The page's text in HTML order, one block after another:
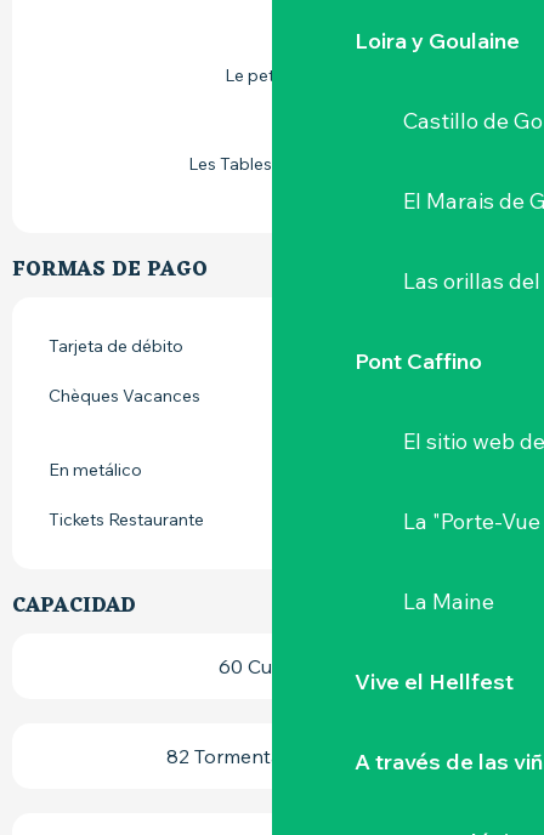
Loira y Goulaine
Castillo de
El Marais de
Las orillas
Pont Caffino
El sitio web
La "Porte-Vue
La Maine
Vive el Hellfest
A través de las
Le petit futé
Les Tables de Nantes
FORMAS DE PAGO
Tarjeta de débito
Chèques Vacances
En metálico
Tickets Restaurante
CAPACIDAD
60 Cubierto
82 Tormenta (s) terraza